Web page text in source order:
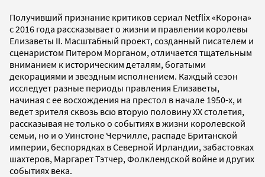
Получивший признание критиков сериал Netflix «Корона»
с 2016 года рассказывает о жизни и правлении королевы
Елизаветы II. Масштабный проект, созданный писателем и
сценаристом Питером Морганом, отличается тщательным
вниманием к историческим деталям, богатыми
декорациями и звездным исполнением. Каждый сезон
исследует разные периоды правления Елизаветы,
начиная с ее восхождения на престол в начале 1950-х, и
ведет зрителя сквозь всю вторую половину ХХ столетия,
рассказывая не только о событиях в жизни королевской
семьи, но и о Уинстоне Черчилле, распаде Британской
империи, беспорядках в Северной Ирландии, забастовках
шахтеров, Маргарет Тэтчер, Фолклендской войне и других
событиях века.